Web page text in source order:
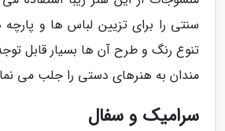
سنتی را برای تزیین لباس ها و پارچه
تنوع رنگ و طرح آن ها بسیار قابل
مندان به هنرهای دستی را جلب می
سرامیک و سفال